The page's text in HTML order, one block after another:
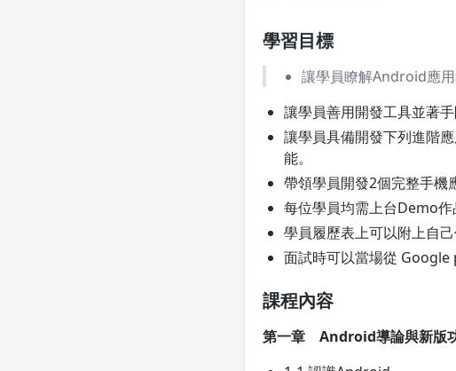
學習目標
讓學員瞭解Android應用
讓學員善用開發工具並著手
讓學員具備開發下列進階
能。
帶領學員開發2個完整手機
每位學員均需上台Demo作
學員履歷表上可以附上自己
面試時可以當場從 Google
課程內容
第一章 Android導論與新版